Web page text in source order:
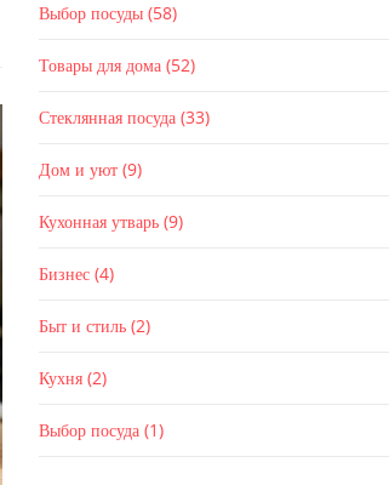
Выбор посуды (58)
Товары для дома (52)
Стеклянная посуда (33)
Дом и уют (9)
Кухонная утварь (9)
Бизнес (4)
Быт и стиль (2)
Кухня (2)
Выбор посуда (1)